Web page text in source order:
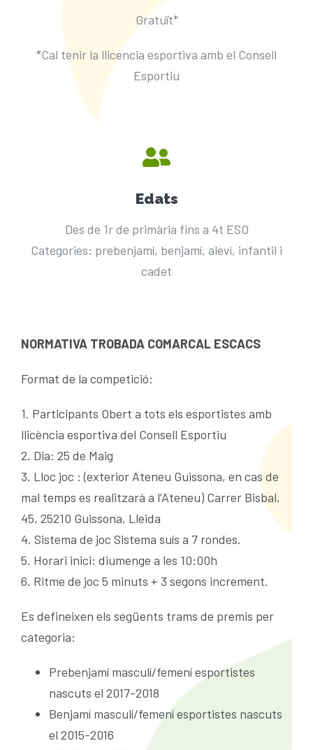
Gratuït*
*Cal tenir la llicencia esportiva amb el Consell
Esportiu
Edats
Des de 1r de primària fins a 4t ESO
Categories: prebenjamí, benjamí, aleví, infantil i
cadet
NORMATIVA TROBADA COMARCAL ESCACS
Format de la competició:
1. Participants Obert a tots els esportistes amb
llicència esportiva del Consell Esportiu
2. Dia: 25 de Maig
3. Lloc joc : (exterior Ateneu Guissona, en cas de
mal temps es realitzarà a l’Ateneu) Carrer Bisbal,
45, 25210 Guissona, Lleida
4. Sistema de joc Sistema suís a 7 rondes.
5. Horari inici: diumenge a les 10:00h
6. Ritme de joc 5 minuts + 3 segons increment.
Es defineixen els següents trams de premis per
categoria:
Prebenjamí masculí/femení esportistes
nascuts el 2017-2018
Benjamí masculí/femení esportistes nascuts
el 2015-2016